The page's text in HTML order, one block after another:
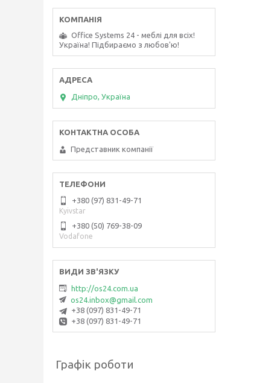
Office Systems 24 - меблі для всіх!
Україна! Підбираємо з любов'ю!
Дніпро, Україна
Представник компанії
+380 (97) 831-49-71
Kyivstar
+380 (50) 769-38-09
Vodafone
http://os24.com.ua
os24.inbox@gmail.com
+38 (097) 831-49-71
+38 (097) 831-49-71
Графік роботи